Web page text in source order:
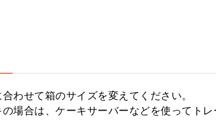
わせて箱のサイズを変えてください。
場合は、ケーキサーバーなどを使ってトレ